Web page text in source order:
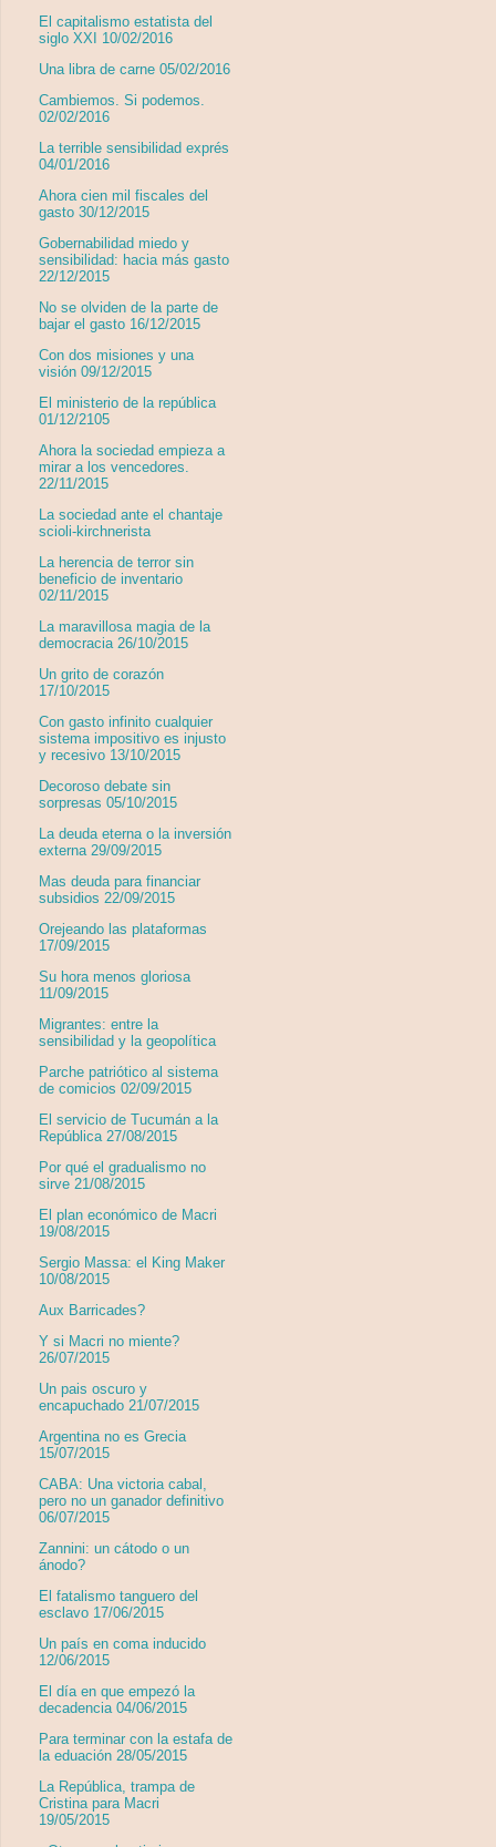
El capitalismo estatista del
siglo XXI 10/02/2016
Una libra de carne 05/02/2016
Cambiemos. Si podemos.
02/02/2016
La terrible sensibilidad exprés
04/01/2016
Ahora cien mil fiscales del
gasto 30/12/2015
Gobernabilidad miedo y
sensibilidad: hacia más gasto
22/12/2015
No se olviden de la parte de
bajar el gasto 16/12/2015
Con dos misiones y una
visión 09/12/2015
El ministerio de la república
01/12/2105
Ahora la sociedad empieza a
mirar a los vencedores.
22/11/2015
La sociedad ante el chantaje
scioli-kirchnerista
La herencia de terror sin
beneficio de inventario
02/11/2015
La maravillosa magia de la
democracia 26/10/2015
Un grito de corazón
17/10/2015
Con gasto infinito cualquier
sistema impositivo es injusto
y recesivo 13/10/2015
Decoroso debate sin
sorpresas 05/10/2015
La deuda eterna o la inversión
externa 29/09/2015
Mas deuda para financiar
subsidios 22/09/2015
Orejeando las plataformas
17/09/2015
Su hora menos gloriosa
11/09/2015
Migrantes: entre la
sensibilidad y la geopolítica
Parche patriótico al sistema
de comicios 02/09/2015
El servicio de Tucumán a la
República 27/08/2015
Por qué el gradualismo no
sirve 21/08/2015
El plan económico de Macri
19/08/2015
Sergio Massa: el King Maker
10/08/2015
Aux Barricades?
Y si Macri no miente?
26/07/2015
Un pais oscuro y
encapuchado 21/07/2015
Argentina no es Grecia
15/07/2015
CABA: Una victoria cabal,
pero no un ganador definitivo
06/07/2015
Zannini: un cátodo o un
ánodo?
El fatalismo tanguero del
esclavo 17/06/2015
Un país en coma inducido
12/06/2015
El día en que empezó la
decadencia 04/06/2015
Para terminar con la estafa de
la eduación 28/05/2015
La República, trampa de
Cristina para Macri
19/05/2015